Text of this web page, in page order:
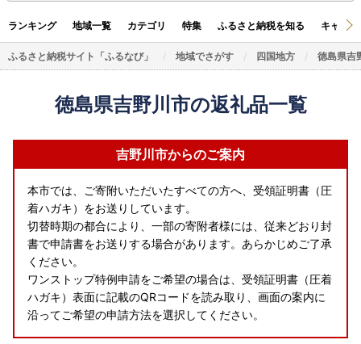
ランキング 地域一覧 カテゴリ 特集 ふるさと納税を知る キャン
ふるさと納税サイト「ふるなび」 地域でさがす 四国地方 徳島県吉
徳島県吉野川市の返礼品一覧
吉野川市からのご案内
本市では、ご寄附いただいたすべての方へ、受領証明書（圧
着ハガキ）をお送りしています。
切替時期の都合により、一部の寄附者様には、従来どおり封
書で申請書をお送りする場合があります。あらかじめご了承
ください。
ワンストップ特例申請をご希望の場合は、受領証明書（圧着
ハガキ）表面に記載のQRコードを読み取り、画面の案内に
沿ってご希望の申請方法を選択してください。